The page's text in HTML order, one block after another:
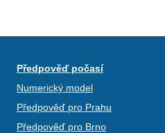
Předpověď počasí
Numerický model
Předpověď pro Prahu
Předpověď pro Brno